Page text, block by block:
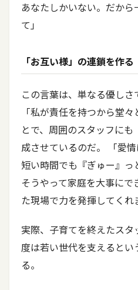
あなたしかいない。だか
て」
「お互い様」の連鎖を作る
この言葉は、単なる優し
「私が責任を持つから堂
とで、周囲のスタッフに
成させているのだ。 「愛
短い時間でも『ぎゅー』っ
そうやって家庭を大事に
た現場で力を発揮してくれ
実際、子育てを終えたス
度は若い世代を支えると
る。